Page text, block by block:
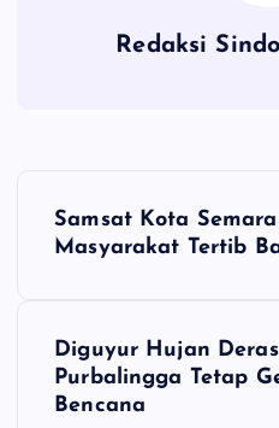
Redaksi
NSamsat Kota
Masyarakat Tertib
Diguyur Hujan
Purbalingga Tetap
Bencana